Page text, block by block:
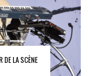
DE LA SCÈNE